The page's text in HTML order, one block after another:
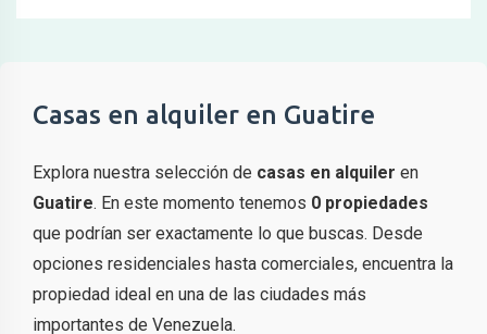
Casas en alquiler en Guatire
Explora nuestra selección de casas en alquiler en
Guatire. En este momento tenemos 0 propiedades
que podrían ser exactamente lo que buscas. Desde
opciones residenciales hasta comerciales, encuentra la
propiedad ideal en una de las ciudades más
importantes de Venezuela.